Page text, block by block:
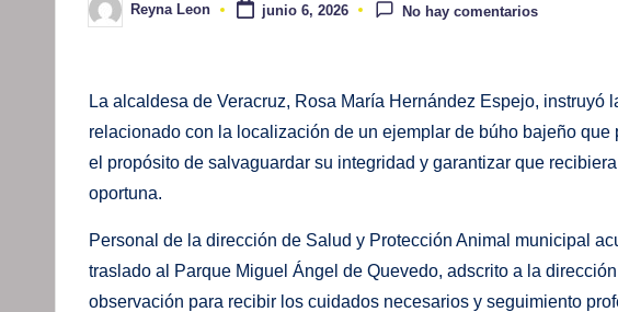
Publicado
por
Reyna Leon junio 6, 2026 No hay comentarios
La alcaldesa de Veracruz, Rosa María Hernández Espejo, instruyó
relacionado con la localización de un ejemplar de búho bajeño
el propósito de salvaguardar su integridad y garantizar que
oportuna.
Personal de la dirección de Salud y Protección Animal municipal
traslado al Parque Miguel Ángel de Quevedo, adscrito a la
observación para recibir los cuidados necesarios y seguimiento